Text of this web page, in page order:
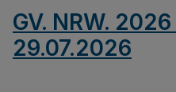
GV. NRW.
29.07.2026